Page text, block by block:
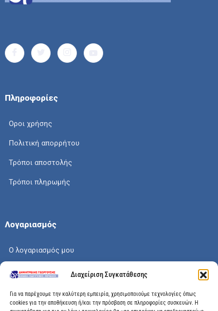
Διαχείριση Συγκατάθεσης
Για να παρέχουμε την καλύτερη εμπειρία, χρησιμοποιούμε τεχνολογίες όπως
cookies για την αποθήκευση ή/και την πρόσβαση σε πληροφορίες συσκευών. Η
Πληροφορίες
Οροι χρήσης
Πολιτική απορρήτου
Τρόποι αποστολής
Τρόποι πληρωμής
Λογαριασμός
Ο λογαριασμός μου
Το καλάθι μου
Check out